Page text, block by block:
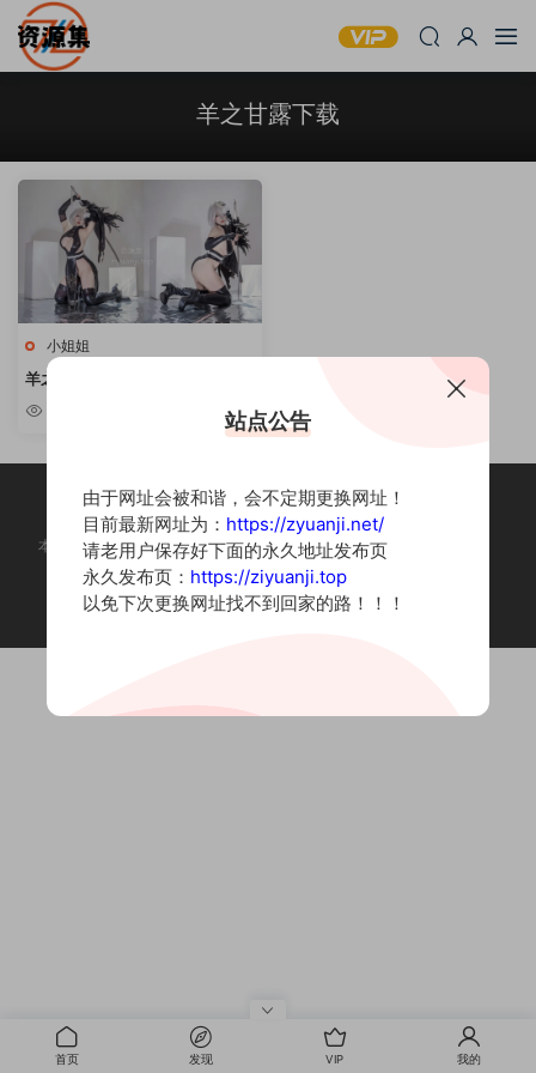
羊之甘露下载
小姐姐
羊之甘露 – COSPLAY写真资源合
集 [持续更新]
本站为摄影写真图片网站，内容来自网络收集整理，仅作个人学习使用。
如有违法内容请联系删除
Copyright © 2022 资源集
首页 发现 VIP 我的
站点公告
由于网址会被和谐，会不定期更换网址！
目前最新网址为： https://zyuanji.net/
请老用户保存好下面的永久地址发布页
永久发布页： https://ziyuanji.top
以免下次更换网址找不到回家的路！！！